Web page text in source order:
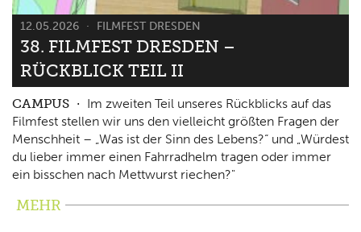
12.05.2026 FILMFEST DRESDEN
38. FILMFEST DRESDEN –
RÜCKBLICK TEIL II
CAMPUS
Im zweiten Teil unseres Rückblicks auf das
Filmfest stellen wir uns den vielleicht größten Fragen der
Menschheit – „Was ist der Sinn des Lebens?“ und „Würdest
du lieber immer einen Fahrradhelm tragen oder immer
ein bisschen nach Mettwurst riechen?"
MEHR